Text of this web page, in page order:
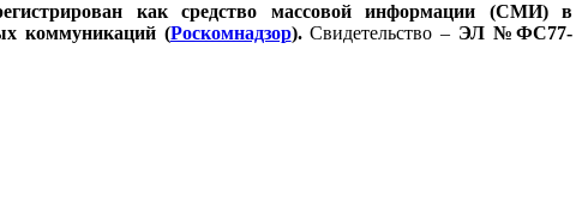
как средство массовой информации (СМИ) в
коммуникаций (Роскомнадзор).Свидетельство – ЭЛ №ФС77-